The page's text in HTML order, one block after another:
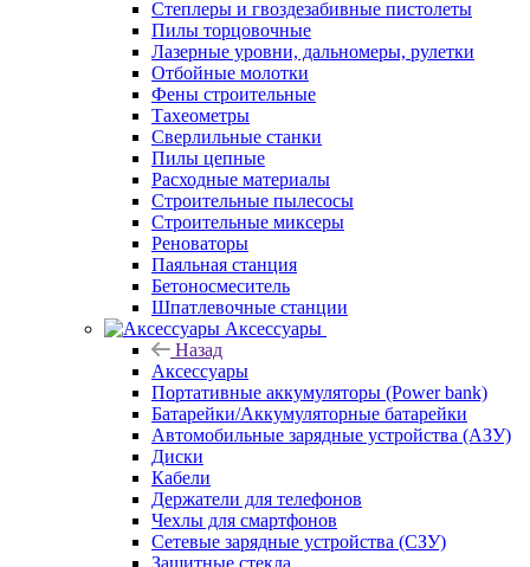
Степлеры и гвоздезабивные пистолеты
Пилы торцовочные
Лазерные уровни, дальномеры, рулетки
Отбойные молотки
Фены строительные
Тахеометры
Сверлильные станки
Пилы цепные
Расходные материалы
Строительные пылесосы
Строительные миксеры
Реноваторы
Паяльная станция
Бетоносмеситель
Шпатлевочные станции
Аксессуары
Назад
Аксессуары
Портативные аккумуляторы (Power bank)
Батарейки/Аккумуляторные батарейки
Автомобильные зарядные устройства (АЗУ)
Диски
Кабели
Держатели для телефонов
Чехлы для смартфонов
Сетевые зарядные устройства (СЗУ)
Защитные стекла